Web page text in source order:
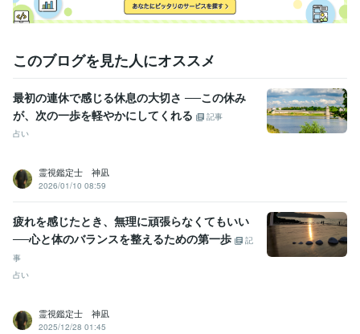
このブログを見た人にオススメ
最初の連休で感じる休息の大切さ ──この休み
が、次の一歩を軽やかにしてくれる
記事
占い
霊視鑑定士 神凪
2026/01/10 08:59
疲れを感じたとき、無理に頑張らなくてもいい
──心と体のバランスを整えるための第一歩
記
事
占い
霊視鑑定士 神凪
2025/12/28 01:45